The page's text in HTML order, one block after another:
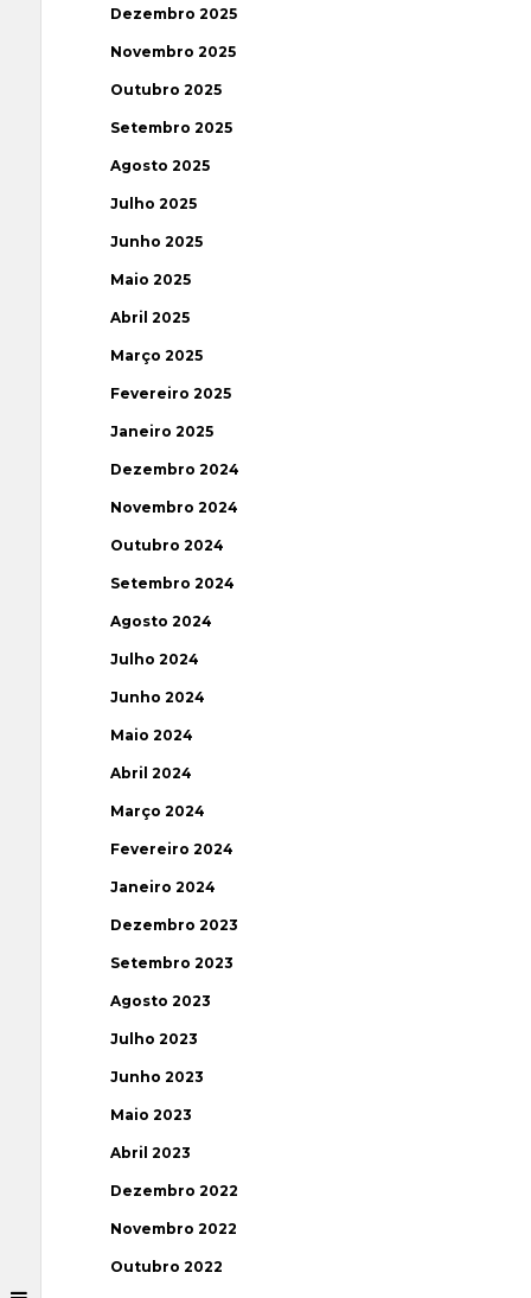
Dezembro 2025
Novembro 2025
Outubro 2025
Setembro 2025
Agosto 2025
Julho 2025
Junho 2025
Maio 2025
Abril 2025
Março 2025
Fevereiro 2025
Janeiro 2025
Dezembro 2024
Novembro 2024
Outubro 2024
Setembro 2024
Agosto 2024
Julho 2024
Junho 2024
Maio 2024
Abril 2024
Março 2024
Fevereiro 2024
Janeiro 2024
Dezembro 2023
Setembro 2023
Agosto 2023
Julho 2023
Junho 2023
Maio 2023
Abril 2023
Dezembro 2022
Novembro 2022
Outubro 2022